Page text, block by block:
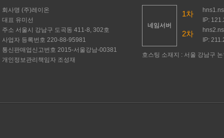
회사명 (주)레이온
대표 유미선
주소 서울시 강남구 도곡동 411-8, 302호
사업자 등록번호 220-88-95981
통신판매업신고번호 2015-서울강남-00381
개인정보관리책임자 조성재
네임서버
1차
IP:
2차
IP:
호스팅 소재지 : 서울 강남구